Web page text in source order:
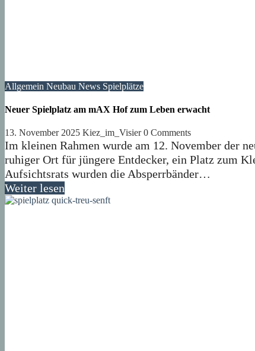
Allgemein Neubau News Spielplätze
Neuer Spielplatz am mAX Hof zum Leben erwacht
13. November 2025 Kiez_im_Visier0 Comments
Im kleinen Rahmen wurde am 12. November der
ruhiger Ort für jüngere Entdecker, ein Platz zum
Aufsichtsrats wurden die Absperrbänder…
Weiter lesen